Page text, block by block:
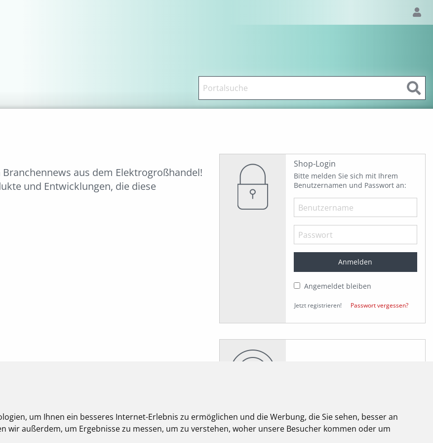
um Ihnen ein besseres Internet-Erlebnis zu ermöglichen und die Werbung, die Sie sehen, besser an
wir außerdem, um Ergebnisse zu messen, um zu verstehen, woher unsere Besucher kommen oder um
aus dem Elektrogroßhandel!
und Entwicklungen, die diese
Shop-Login
Bitte melden Sie sich mit Ihrem
Benutzernamen und Passwort an:
Angemeldet bleiben
Jetzt registrieren! Passwort vergessen?
elektroforum